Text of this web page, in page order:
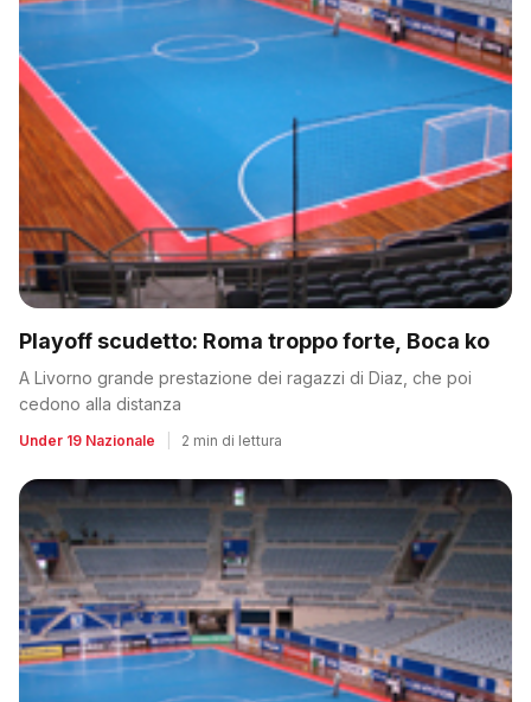
Playoff scudetto: Roma troppo forte, Boca ko
A Livorno grande prestazione dei ragazzi di Diaz, che poi
cedono alla distanza
Under 19 Nazionale 2 min di lettura